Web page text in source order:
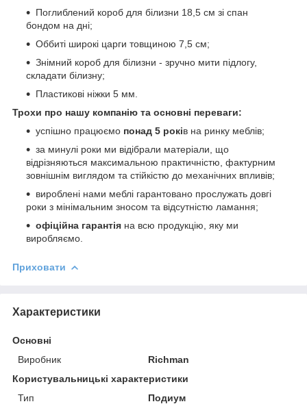
Поглиблений короб для білизни 18,5 см зі спан
бондом на дні;
Оббиті широкі царги товщиною 7,5 см;
Знімний короб для білизни - зручно мити підлогу,
складати білизну;
Пластикові ніжки 5 мм.
Трохи про нашу компанію та основні переваги:
успішно працюємо понад 5 років на ринку меблів;
за минулі роки ми відібрали матеріали, що
відрізняються максимальною практичністю, фактурним
зовнішнім виглядом та стійкістю до механічних впливів;
вироблені нами меблі гарантовано прослужать довгі
роки з мінімальним зносом та відсутністю ламання;
офіційна гарантія на всю продукцію, яку ми
виробляємо.
Приховати
Характеристики
Основні
Виробник
Richman
Користувальницькі характеристики
Тип
Подиум